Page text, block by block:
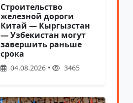
Строительство
железной дороги
Китай — Кыргызстан
— Узбекистан могут
завершить раньше
срока
04.08.2026 • 3465